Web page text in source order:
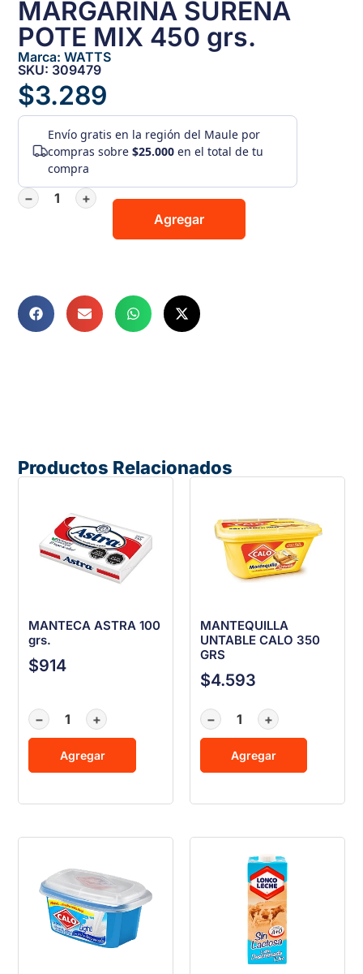
MARGARINA SURENA
POTE MIX 450 grs.
Marca:WATTS
SKU: 309479
$3.289
Envío gratis en la región del Maule por
compras sobre$25.000 en el total de tu
compra
−
+
Agregar
Productos Relacionados
MANTECA ASTRA 100
grs.
$914
− +
Agregar
MANTEQUILLA
UNTABLE CALO 350
GRS
$4.593
− +
Agregar